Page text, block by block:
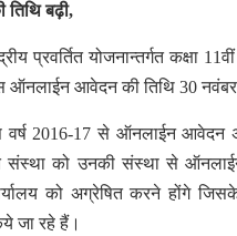
बढ़ी,
प्रवर्तित योजनान्तर्गत कक्षा
ऑनलाईन आवेदन की तिथि 30
2016-17 से ऑनलाईन आवेदन
संस्था को उनकी संस्था से
को अग्रेषित करने होंगे
जा रहे हैं।